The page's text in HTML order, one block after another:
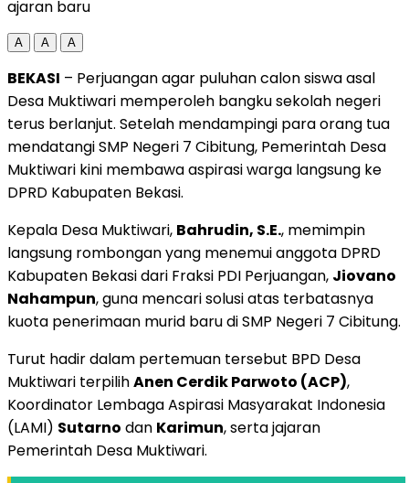
ajaran baru
A A A
BEKASI – Perjuangan agar puluhan calon siswa asal
Desa Muktiwari memperoleh bangku sekolah negeri
terus berlanjut. Setelah mendampingi para orang tua
mendatangi SMP Negeri 7 Cibitung, Pemerintah Desa
Muktiwari kini membawa aspirasi warga langsung ke
DPRD Kabupaten Bekasi.
Kepala Desa Muktiwari, Bahrudin, S.E., memimpin
langsung rombongan yang menemui anggota DPRD
Kabupaten Bekasi dari Fraksi PDI Perjuangan, Jiovano
Nahampun, guna mencari solusi atas terbatasnya
kuota penerimaan murid baru di SMP Negeri 7 Cibitung.
Turut hadir dalam pertemuan tersebut BPD Desa
Muktiwari terpilihAnen Cerdik Parwoto (ACP),
Koordinator Lembaga Aspirasi Masyarakat Indonesia
(LAMI) Sutarno dan Karimun, serta jajaran
Pemerintah Desa Muktiwari.